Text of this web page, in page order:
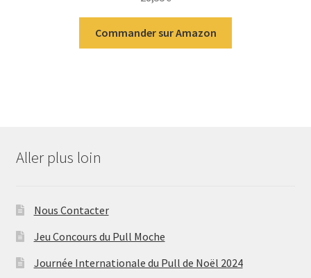
Commander sur Amazon
Aller plus loin
Nous Contacter
Jeu Concours du Pull Moche
Journée Internationale du Pull de Noël 2024